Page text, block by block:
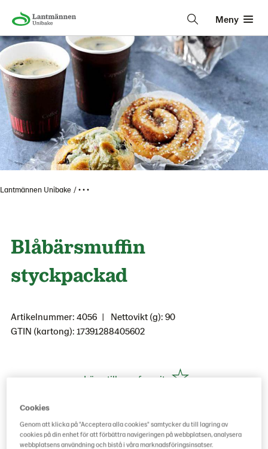
Meny
Lantmännen Unibake • • •
Blåbärsmuffin
styckpackad
Artikelnummer: 4056
Nettovikt (g): 90
GTIN (kartong): 17391288405602
Lägg till som favorit
Köp hos grossist här
Cookies
Genom att klicka på "Acceptera alla cookies" samtycker du till lagring av
cookies på din enhet för att förbättra navigeringen på webbplatsen, analysera
webbplatsens användning och bistå i våra marknadsföringsinsatser.